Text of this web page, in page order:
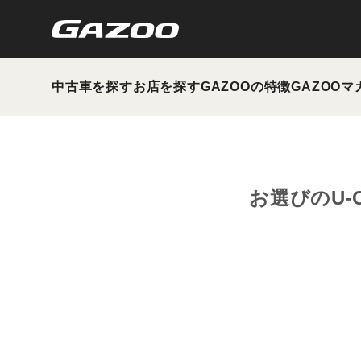
中古車を探すお店を探すGAZOOの特徴GAZOOマ
お選びのU-